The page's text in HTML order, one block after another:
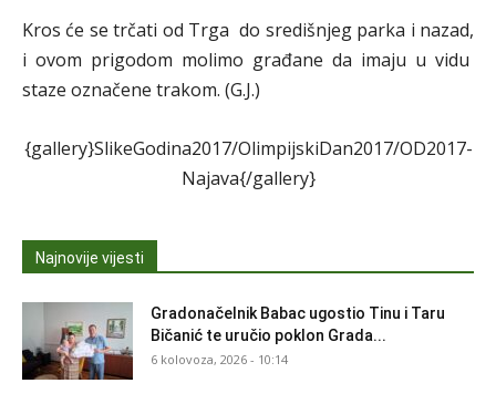
Kros će se trčati od Trga do središnjeg parka i nazad,
i ovom prigodom molimo građane da imaju u vidu
staze označene trakom. (G.J.)
{gallery}SlikeGodina2017/OlimpijskiDan2017/OD2017-
Najava{/gallery}
Najnovije vijesti
Gradonačelnik Babac ugostio Tinu i Taru
Bičanić te uručio poklon Grada...
6 kolovoza, 2026 - 10:14